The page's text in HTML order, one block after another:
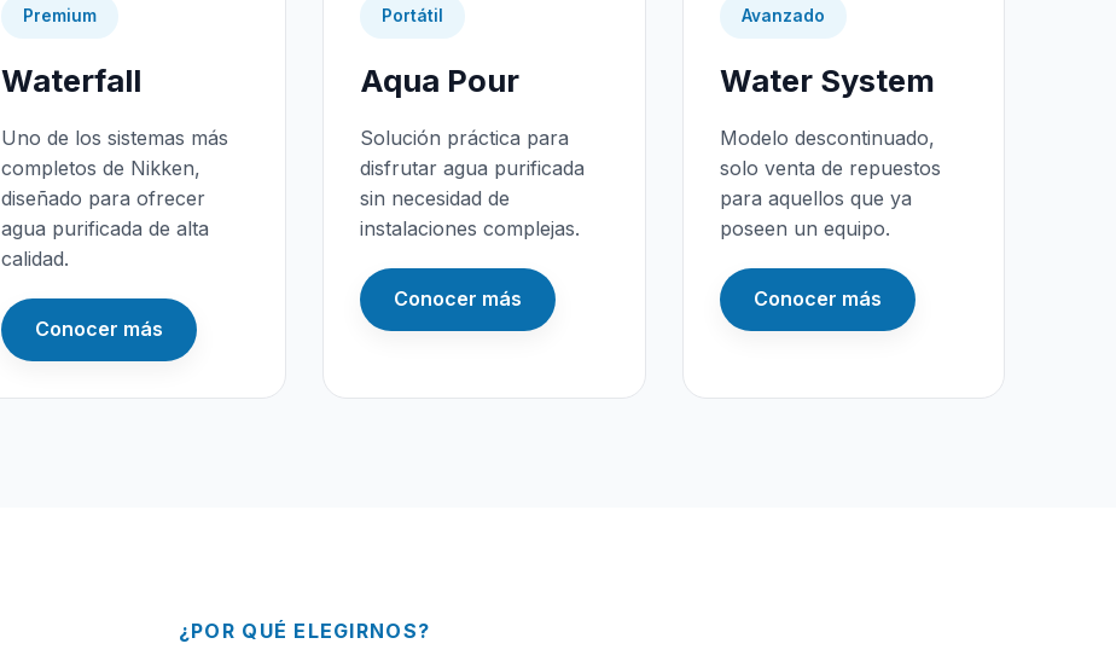
Premium
Waterfall
Uno de los sistemas más
completos de Nikken,
diseñado para ofrecer
agua purificada de alta
calidad.
Conocer más
Portátil
Aqua Pour
Solución práctica para
disfrutar agua purificada
sin necesidad de
instalaciones complejas.
Conocer más
Avanzado
Water System
Modelo descontinuado,
solo venta de repuestos
para aquellos que ya
poseen un equipo.
Conocer más
¿POR QUÉ ELEGIRNOS?